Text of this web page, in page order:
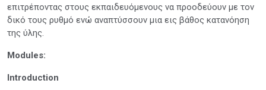
επιτρέποντας στους εκπαιδευόμενους να προοδεύουν με τον
δικό τους ρυθμό ενώ αναπτύσσουν μια εις βάθος κατανόηση
της ύλης.
Modules:
Introduction